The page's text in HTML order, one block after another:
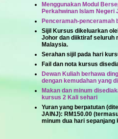
Menggunakan Modul
Perkahwinan Islam Negeri
Penceramah-penceramah
Sijil Kursus dikeluarkan
Johor dan diiktiraf seluruh
Malaysia.
Serahan sijil pada hari
Fail dan nota kursus
Dewan Kuliah berhawa
dengan kemudahan yang
Makan dan minum
kursus 2 Kali sehari
Yuran yang berpatutan
JAINJ): RM150.00
minum dua hari sepanjang